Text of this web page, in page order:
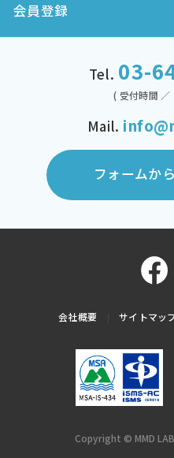
会員登録
Tel. 03-
( 受付時間
Mail.
フォームか
会社概要 サイトマッ
Copyright © MMD